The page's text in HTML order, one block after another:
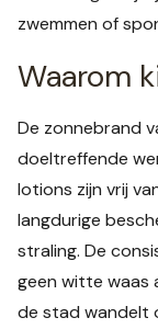
zwemmen of
Waarom
De zonnebrand
doeltreffende
lotions zijn vrij
langdurige
straling. De
geen witte waas
de stad wandelt